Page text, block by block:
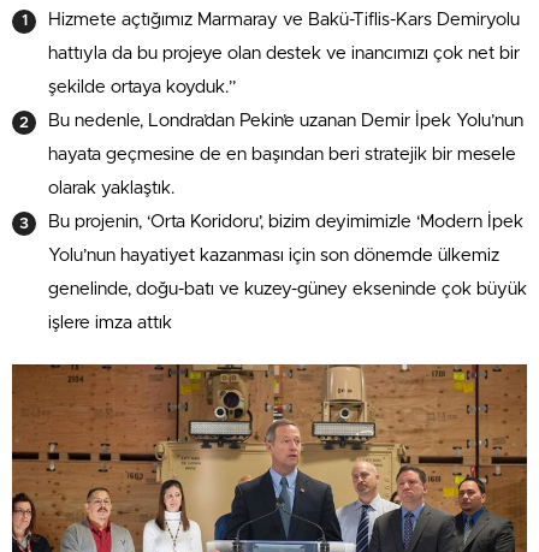
Hizmete açtığımız Marmaray ve Bakü-Tiflis-Kars Demiryolu
hattıyla da bu projeye olan destek ve inancımızı çok net bir
şekilde ortaya koyduk.”
Bu nedenle, Londra’dan Pekin’e uzanan Demir İpek Yolu’nun
hayata geçmesine de en başından beri stratejik bir mesele
olarak yaklaştık.
Bu projenin, ‘Orta Koridoru’, bizim deyimimizle ‘Modern İpek
Yolu’nun hayatiyet kazanması için son dönemde ülkemiz
genelinde, doğu-batı ve kuzey-güney ekseninde çok büyük
işlere imza attık